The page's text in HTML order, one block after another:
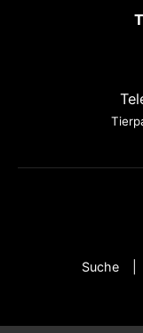
Suche